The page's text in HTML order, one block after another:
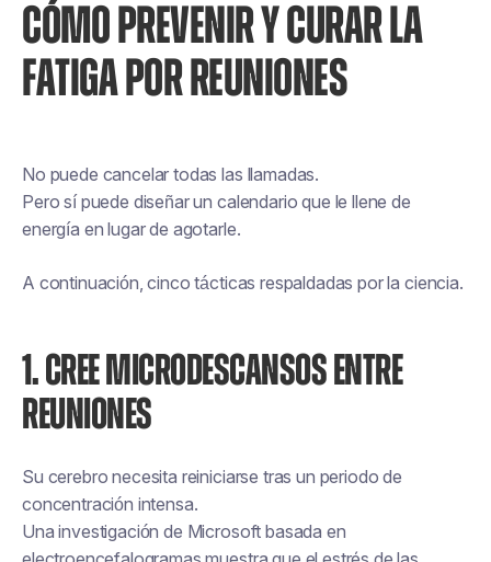
CÓMO PREVENIR Y CURAR LA
FATIGA POR REUNIONES
No puede cancelar todas las llamadas.
Pero sí puede diseñar un calendario que le llene de
energía en lugar de agotarle.
A continuación, cinco tácticas respaldadas por la ciencia.
1. CREE MICRODESCANSOS ENTRE
REUNIONES
Su cerebro necesita reiniciarse tras un periodo de
concentración intensa.
Una investigación de Microsoft basada en